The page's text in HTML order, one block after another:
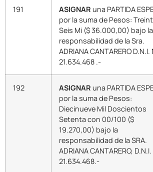
191 ASIGNAR una PARTIDA
por la suma de Pesos:
Seis Mi ($ 36.000,00) bajo la
responsabilidad de la Sra.
ADRIANA CANTARERO D.N.I.
21.634.468 .-
192 ASIGNAR una PARTIDA
por la suma de Pesos:
Diecinueve Mil Doscientos
Setenta con 00/100 ($
19.270,00) bajo la
responsabilidad de la SRA.
ADRIANA CANTARERO,
21.634.468.-